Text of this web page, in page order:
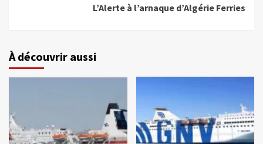
L’Alerte à l’arnaque d’Algérie Ferries
À découvrir aussi